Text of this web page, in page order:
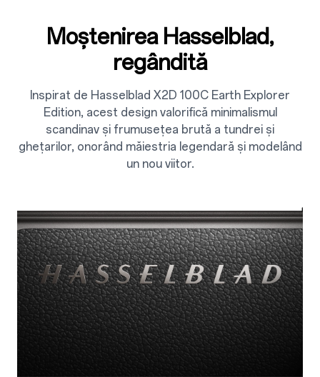
Moștenirea Hasselblad,
regândită
Inspirat de Hasselblad X2D 100C Earth Explorer
Edition, acest design valorifică minimalismul
scandinav și frumusețea brută a tundrei și
ghețarilor, onorând măiestria legendară și modelând
un nou viitor.